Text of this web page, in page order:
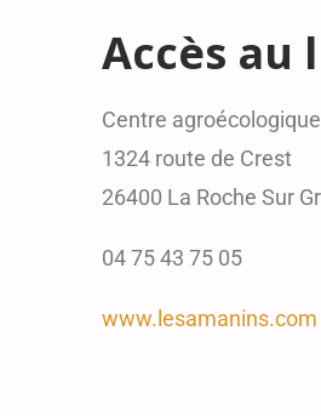
Accès au
Centre agroécologique
1324 route de Crest
26400 La Roche Sur
04 75 43 75 05
www.lesamanins.com